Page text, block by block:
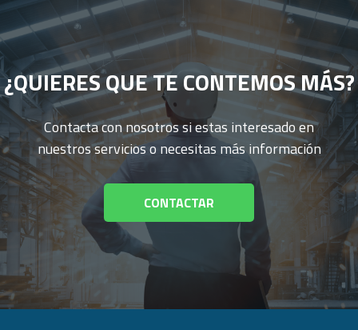
¿QUIERES QUE TE CONTEMOS MÁS?
Contacta con nosotros si estas interesado en
nuestros servicios o necesitas más información
CONTACTAR